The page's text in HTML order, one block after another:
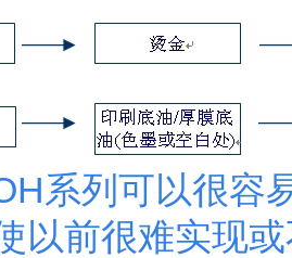
系列可以很容
以前很难实现